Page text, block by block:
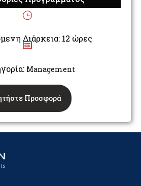
Διάρκεια: 12 ώρες
Management
Προσφορά